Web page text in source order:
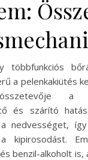
többfunkciós
a pelenkakiütés
a
és szárító
nedvességet,
kipirosodást.
benzil-alkoholt is,